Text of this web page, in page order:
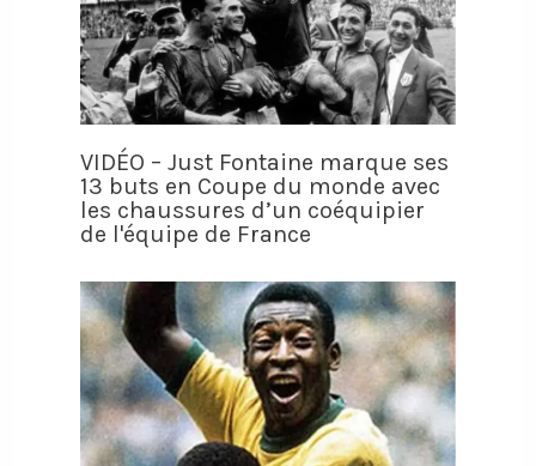
VIDÉO – Just Fontaine marque ses
13 buts en Coupe du monde avec
les chaussures d’un coéquipier
de l'équipe de France